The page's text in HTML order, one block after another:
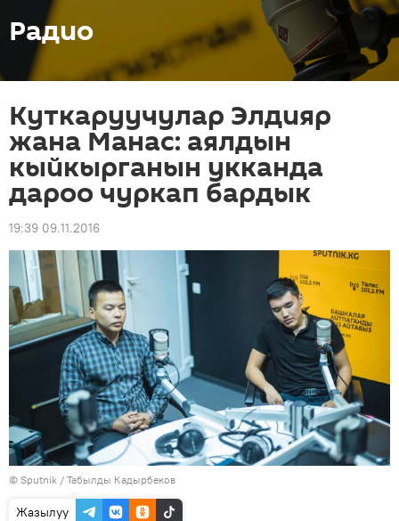
Радио
Куткаруучулар Элдияр
жана Манас: аялдын
кыйкырганын укканда
дароо чуркап бардык
19:39 09.11.2016
© Sputnik / Табылды Кадырбеков
Жазылуу